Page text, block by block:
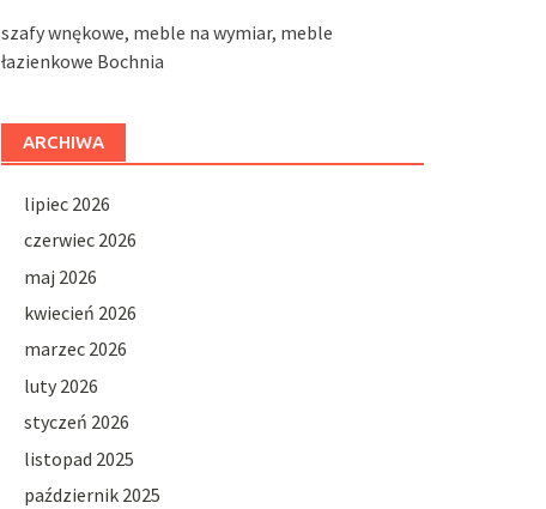
szafy wnękowe, meble na wymiar, meble
łazienkowe Bochnia
ARCHIWA
lipiec 2026
czerwiec 2026
maj 2026
kwiecień 2026
marzec 2026
luty 2026
styczeń 2026
listopad 2025
październik 2025